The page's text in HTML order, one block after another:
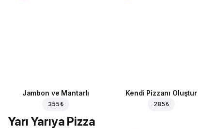
Jambon ve Mantarlı
355 ₺
Kendi Pizzanı Oluştur
285 ₺
Yarı Yarıya Pizza